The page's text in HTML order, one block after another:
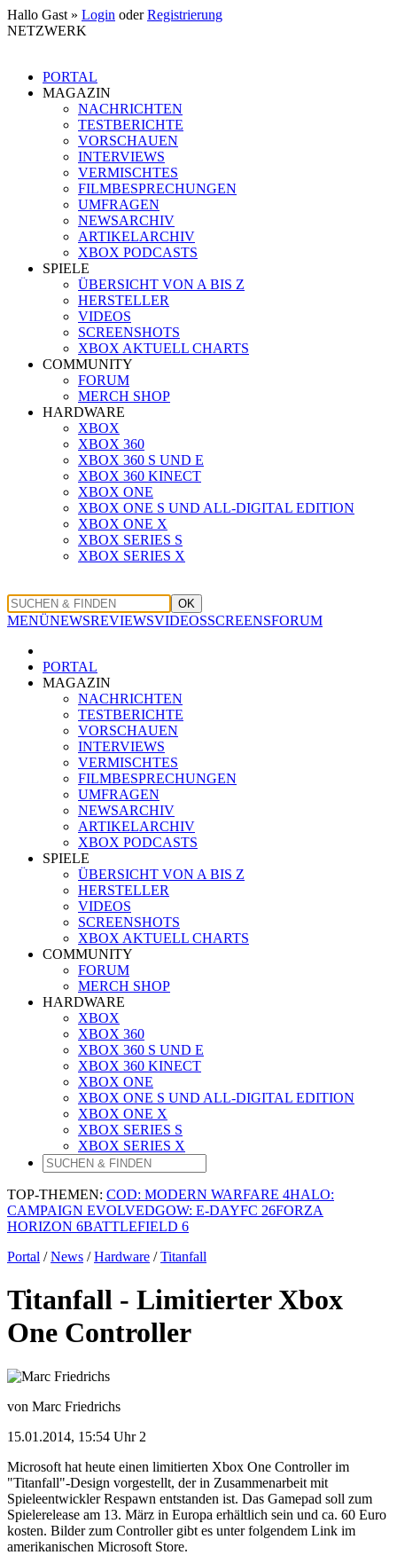
Hallo Gast » Login oderRegistrierung
NETZWERK
PORTAL
MAGAZIN
NACHRICHTEN
TESTBERICHTE
VORSCHAUEN
INTERVIEWS
VERMISCHTES
FILMBESPRECHUNGEN
UMFRAGEN
NEWSARCHIV
ARTIKELARCHIV
XBOX PODCASTS
SPIELE
ÜBERSICHT VON A BIS Z
HERSTELLER
VIDEOS
SCREENSHOTS
XBOX AKTUELL CHARTS
COMMUNITY
FORUM
MERCH SHOP
HARDWARE
XBOX
XBOX 360
XBOX 360 S UND E
XBOX 360 KINECT
XBOX ONE
XBOX ONE S UND ALL-DIGITAL EDITION
XBOX ONE X
XBOX SERIES S
XBOX SERIES X
OK
MENÜNEWSREVIEWSVIDEOSSCREENSFORUM
PORTAL
MAGAZIN
NACHRICHTEN
TESTBERICHTE
VORSCHAUEN
INTERVIEWS
VERMISCHTES
FILMBESPRECHUNGEN
UMFRAGEN
NEWSARCHIV
ARTIKELARCHIV
XBOX PODCASTS
SPIELE
ÜBERSICHT VON A BIS Z
HERSTELLER
VIDEOS
SCREENSHOTS
XBOX AKTUELL CHARTS
COMMUNITY
FORUM
MERCH SHOP
HARDWARE
XBOX
XBOX 360
XBOX 360 S UND E
XBOX 360 KINECT
XBOX ONE
XBOX ONE S UND ALL-DIGITAL EDITION
XBOX ONE X
XBOX SERIES S
XBOX SERIES X
TOP-THEMEN: COD: MODERN WARFARE 4HALO:
CAMPAIGN EVOLVEDGOW: E-DAYFC 26FORZA
HORIZON 6BATTLEFIELD 6
Portal /News /Hardware /Titanfall
Titanfall - Limitierter Xbox
One Controller
von Marc Friedrichs
15.01.2014, 15:54 Uhr2
Microsoft hat heute einen limitierten Xbox One Controller im
"Titanfall"-Design vorgestellt, der in Zusammenarbeit mit
Spieleentwickler Respawn entstanden ist. Das Gamepad soll zum
Spielerelease am 13. März in Europa erhältlich sein und ca. 60 Euro
kosten. Bilder zum Controller gibt es unter folgendem Link im
amerikanischen Microsoft Store.